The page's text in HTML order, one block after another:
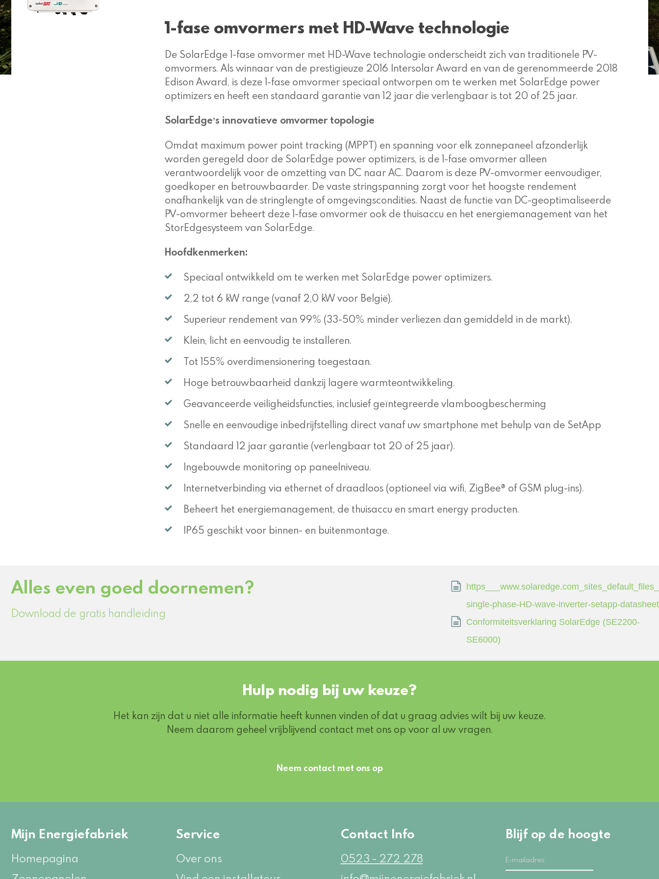
1-fase omvormers met HD-Wave technologie
De SolarEdge 1-fase omvormer met HD-Wave technologie onderscheidt zich van traditionele PV-
omvormers. Als winnaar van de prestigieuze 2016 Intersolar Award en van de gerenommeerde 2018
Edison Award, is deze 1-fase omvormer speciaal ontworpen om te werken met SolarEdge power
optimizers en heeft een standaard garantie van 12 jaar die verlengbaar is tot 20 of 25 jaar.
SolarEdgeʼs innovatieve omvormer topologie
Omdat maximum power point tracking (MPPT) en spanning voor elk zonnepaneel afzonderlijk
worden geregeld door de SolarEdge power optimizers, is de 1-fase omvormer alleen
verantwoordelijk voor de omzetting van DC naar AC. Daarom is deze PV-omvormer eenvoudiger,
goedkoper en betrouwbaarder. De vaste stringspanning zorgt voor het hoogste rendement
onafhankelijk van de stringlengte of omgevingscondities. Naast de functie van DC-geoptimaliseerde
PV-omvormer beheert deze 1-fase omvormer ook de thuisaccu en het energiemanagement van het
StorEdgesysteem van SolarEdge.
Hoofdkenmerken:
Speciaal ontwikkeld om te werken met SolarEdge power optimizers.
2,2 tot 6 kW range (vanaf 2,0 kW voor België).
Superieur rendement van 99% (33-50% minder verliezen dan gemiddeld in de markt).
Klein, licht en eenvoudig te installeren.
Tot 155% overdimensionering toegestaan.
Hoge betrouwbaarheid dankzij lagere warmteontwikkeling.
Geavanceerde veiligheidsfuncties, inclusief geïntegreerde vlamboogbescherming
Snelle en eenvoudige inbedrijfstelling direct vanaf uw smartphone met behulp van de SetApp
Standaard 12 jaar garantie (verlengbaar tot 20 of 25 jaar).
Ingebouwde monitoring op paneelniveau.
Internetverbinding via ethernet of draadloos (optioneel via wifi, ZigBee® of GSM plug-ins).
Beheert het energiemanagement, de thuisaccu en smart energy producten.
IP65 geschikt voor binnen- en buitenmontage.
Alles even goed doornemen?
Download de gratis handleiding
single-phase-HD-wave-inverter-setapp-
Conformiteitsverklaring SolarEdge (SE2200-
SE6000)
Hulp nodig bij uw keuze?
Het kan zijn dat u niet alle informatie heeft kunnen vinden of dat u graag advies wilt bij uw keuze.
Neem daarom geheel vrijblijvend contact met ons op voor al uw vragen.
Neem contact met ons op
Mijn Energiefabriek
Homepagina
Service
Over ons
Contact Info
0523 - 272 278
Blijf op de hoogte